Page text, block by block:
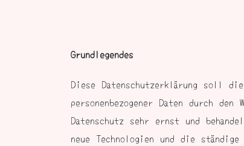
Grundlegendes
Diese Datenschutzerklärung soll
personenbezogener Daten durch
Datenschutz sehr ernst und
neue Technologien und die ständige